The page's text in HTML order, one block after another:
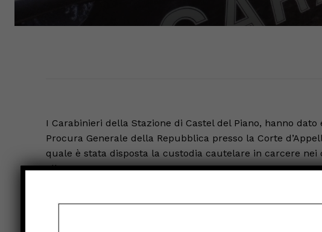
I Carabinieri della Stazione di Castel del Piano, hanno
Procura Generale della Repubblica presso la Corte
quale è stata disposta la custodia cautelare in carcere
albanese.